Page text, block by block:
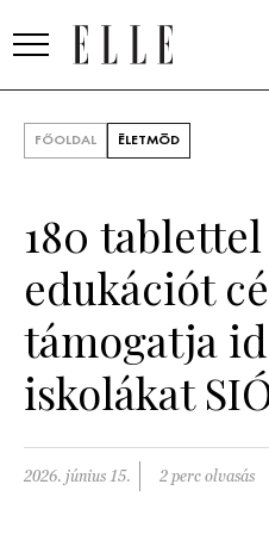
GOURMET AWARDS
SZÉPSÉG
KULTÚRA
PSZICHÉ
FŐOLDAL ÉLETMÓD
180
edukációt
támogatja
iskolákat
2026. június 15. 2 perc olvasás